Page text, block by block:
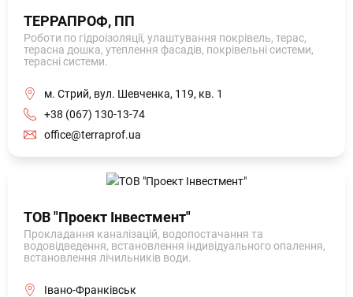
ТЕРРАПРОФ, ПП
Роботи по гідроізоляції, улаштування покрівель, терас,
терасна дошка, утеплення фасадів, покрівельні системи,
терасні системи.
м. Стрий, вул. Шевченка, 119, кв. 1
+38 (067) 130-13-74
office@terraprof.ua
ТОВ "Проект Інвестмент"
Прокладання каналізацій, водопостачання та
водовідведення, встановлення індивідуального опалення,
встановлення лічильників води.
Івано-Франківськ